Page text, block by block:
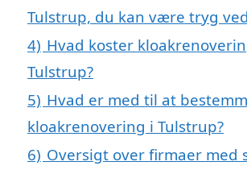
Tulstrup, du kan være tryg ved
4) Hvad koster
Tulstrup?
5) Hvad er med til at
kloakrenovering i Tulstrup?
6) Oversigt over firmaer med